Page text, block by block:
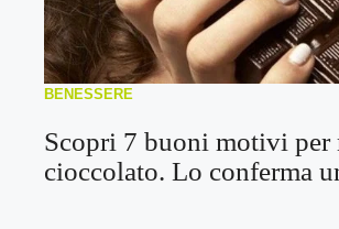
BENESSERE
Scopri 7 buoni motivi per
cioccolato. Lo conferma